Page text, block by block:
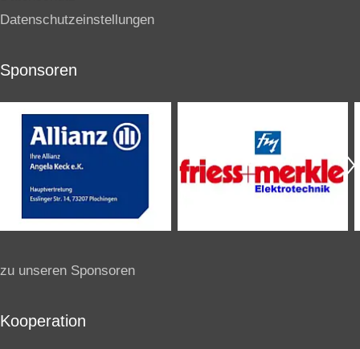
Datenschutzeinstellungen
Sponsoren
zu unseren Sponsoren
Kooperation